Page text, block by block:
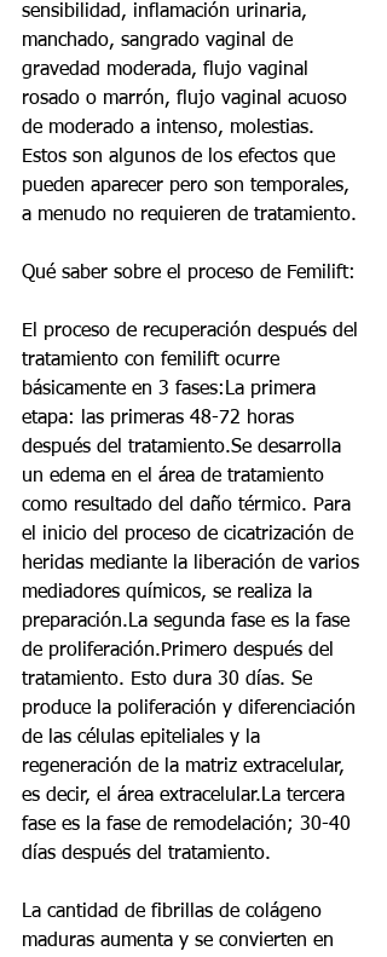
sensibilidad, inflamación urinaria,
manchado, sangrado vaginal de
gravedad moderada, flujo vaginal
rosado o marrón, flujo vaginal acuoso
de moderado a intenso, molestias.
Estos son algunos de los efectos que
pueden aparecer pero son temporales,
a menudo no requieren de tratamiento.
Qué saber sobre el proceso de Femilift:
El proceso de recuperación después del
tratamiento con femilift ocurre
básicamente en 3 fases:La primera
etapa: las primeras 48-72 horas
después del tratamiento.Se desarrolla
un edema en el área de tratamiento
como resultado del daño térmico. Para
el inicio del proceso de cicatrización de
heridas mediante la liberación de varios
mediadores químicos, se realiza la
preparación.La segunda fase es la fase
de proliferación.Primero después del
tratamiento. Esto dura 30 días. Se
produce la poliferación y diferenciación
de las células epiteliales y la
regeneración de la matriz extracelular,
es decir, el área extracelular.La tercera
fase es la fase de remodelación; 30-40
días después del tratamiento.
La cantidad de fibrillas de colágeno
maduras aumenta y se convierten en